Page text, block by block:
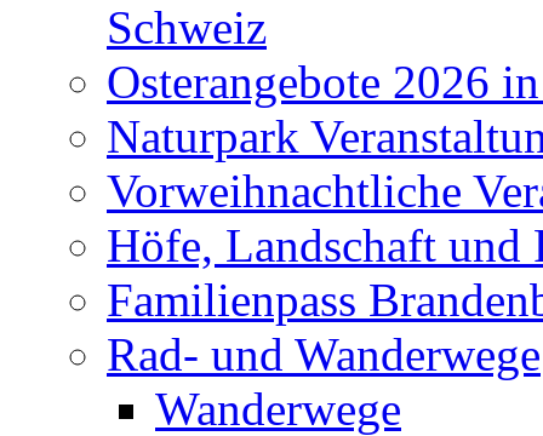
Schweiz
Osterangebote 2026
Naturpark
Vorweihnachtliche
Höfe, Landschaft und
Familienpass
Rad- und Wanderwege
Wanderwege